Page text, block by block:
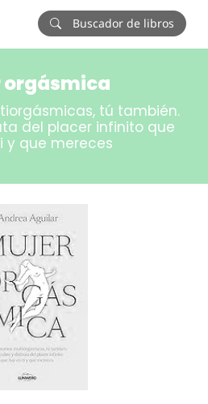
Buscador de libros
orgásmica
tú también.
del placer infinito que
y que mereces